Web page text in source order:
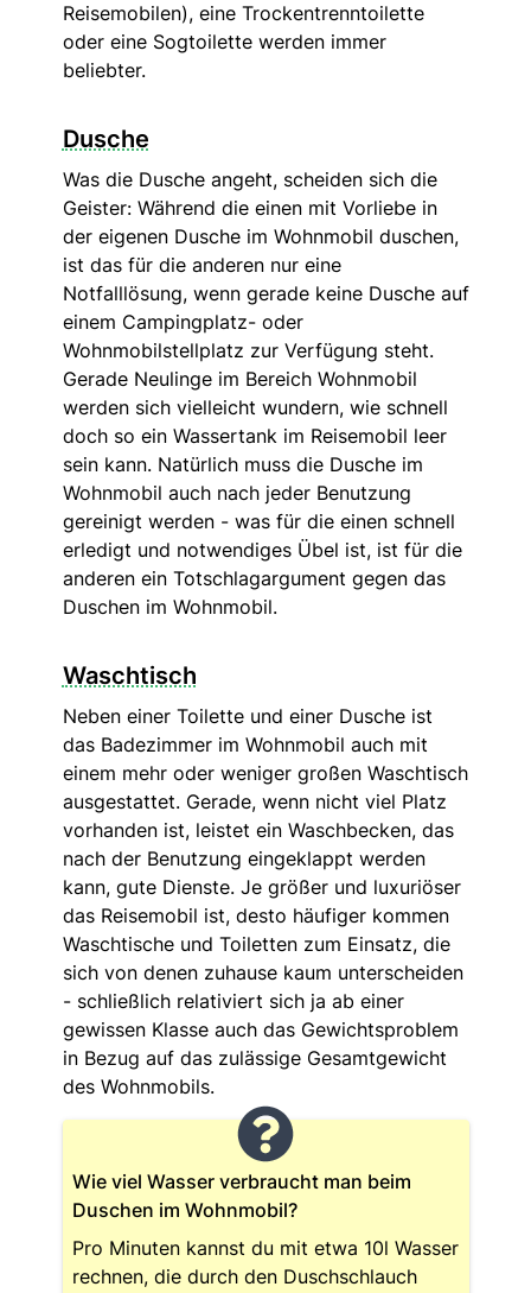
Reisemobilen), eine Trockentrenntoilette
oder eine Sogtoilette werden immer
beliebter.
Dusche
Was die Dusche angeht, scheiden sich die
Geister: Während die einen mit Vorliebe in
der eigenen Dusche im Wohnmobil duschen,
ist das für die anderen nur eine
Notfalllösung, wenn gerade keine Dusche auf
einem Campingplatz- oder
Wohnmobilstellplatz zur Verfügung steht.
Gerade Neulinge im Bereich Wohnmobil
werden sich vielleicht wundern, wie schnell
doch so ein Wassertank im Reisemobil leer
sein kann. Natürlich muss die Dusche im
Wohnmobil auch nach jeder Benutzung
gereinigt werden - was für die einen schnell
erledigt und notwendiges Übel ist, ist für die
anderen ein Totschlagargument gegen das
Duschen im Wohnmobil.
Waschtisch
Neben einer Toilette und einer Dusche ist
das Badezimmer im Wohnmobil auch mit
einem mehr oder weniger großen Waschtisch
ausgestattet. Gerade, wenn nicht viel Platz
vorhanden ist, leistet ein Waschbecken, das
nach der Benutzung eingeklappt werden
kann, gute Dienste. Je größer und luxuriöser
das Reisemobil ist, desto häufiger kommen
Waschtische und Toiletten zum Einsatz, die
sich von denen zuhause kaum unterscheiden
- schließlich relativiert sich ja ab einer
gewissen Klasse auch das Gewichtsproblem
in Bezug auf das zulässige Gesamtgewicht
des Wohnmobils.
Wie viel Wasser verbraucht man beim
Duschen im Wohnmobil?
Pro Minuten kannst du mit etwa 10l Wasser
rechnen, die durch den Duschschlauch